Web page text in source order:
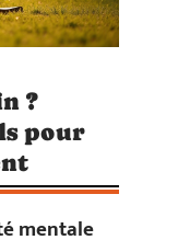
?
pour
mentale